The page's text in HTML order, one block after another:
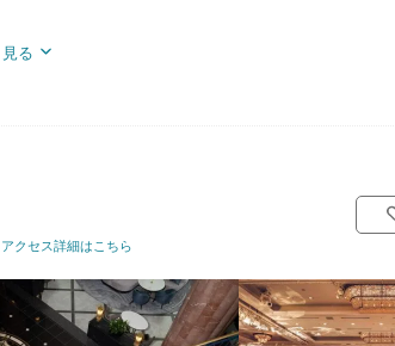
る
480名 挙式スタイル: 教会式(キリスト教式)／神前式／人前式
アクセス詳細はこちら